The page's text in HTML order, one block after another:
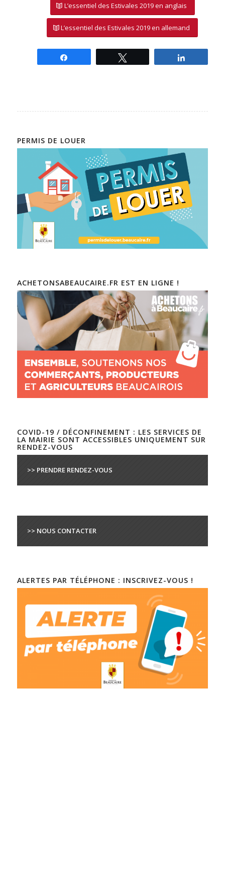
L’essentiel des Estivales 2019 en anglais
L’essentiel des Estivales 2019 en allemand
PERMIS DE LOUER
ACHETONSABEAUCAIRE.FR EST EN LIGNE !
COVID-19 / DÉCONFINEMENT : LES SERVICES DE
LA MAIRIE SONT ACCESSIBLES UNIQUEMENT SUR
RENDEZ-VOUS
>> PRENDRE RENDEZ-VOUS
>> NOUS CONTACTER
ALERTES PAR TÉLÉPHONE : INSCRIVEZ-VOUS !